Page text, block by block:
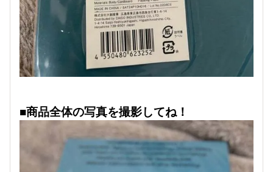
■商品全体の写真を撮影してね！